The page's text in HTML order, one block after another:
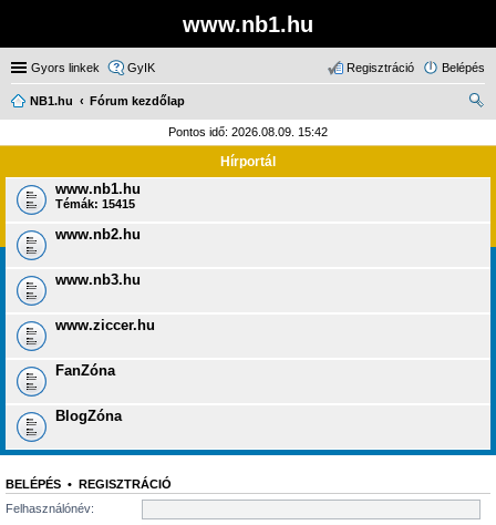
www.nb1.hu
Gyors linkek GyIK Belépés
Regisztráció
NB1.hu
Fórum kezdőlap
s
Pontos idő: 2026.08.09. 15:42
Hírportál
www.nb1.hu
Témák: 15415
www.nb2.hu
www.nb3.hu
www.ziccer.hu
FanZóna
BlogZóna
BELÉPÉS • REGISZTRÁCIÓ
Felhasználónév: